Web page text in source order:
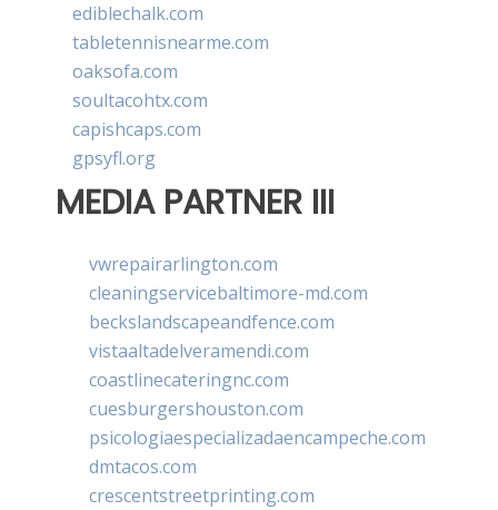
ediblechalk.com
tabletennisnearme.com
oaksofa.com
soultacohtx.com
capishcaps.com
gpsyfl.org
MEDIA PARTNER III
vwrepairarlington.com
cleaningservicebaltimore-md.com
beckslandscapeandfence.com
vistaaltadelveramendi.com
coastlinecateringnc.com
cuesburgershouston.com
psicologiaespecializadaencampeche.com
dmtacos.com
crescentstreetprinting.com